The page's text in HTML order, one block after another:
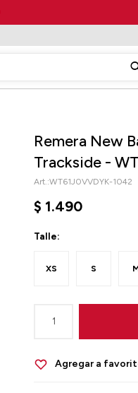
Remera New
Trackside -
WT61J0VVDYK-1042
$ 1.490
Talle:
XS S
1